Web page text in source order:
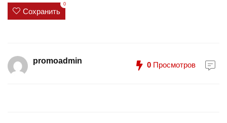
Сохранить
0
promoadmin 0 Просмотров